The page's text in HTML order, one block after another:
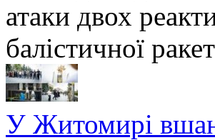
атаки двох
балістичної
У Житомирі